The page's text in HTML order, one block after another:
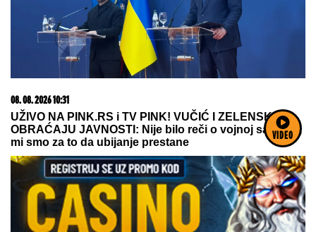
VIDEO
23. 07. 2026 12:47
Zašto sve više ljudi bira večeru koja se spontano
pretvori u druženje
07. 08. 2026 15:07
Блокадери померили своје границе: За пожаре је
крива Српска православна црква